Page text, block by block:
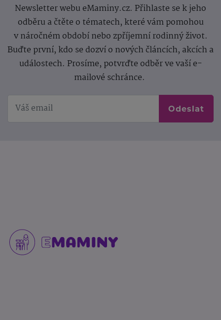
Newsletter webu eMaminy.cz. Přihlaste se k jeho
odběru a čtěte o tématech, které vám pomohou
v náročném období nebo zpříjemní rodinný život.
Buďte první, kdo se dozví o nových článcích, akcích a
událostech. Prosíme, potvrďte odběr ve vaší e-
mailové schránce.
Odeslat